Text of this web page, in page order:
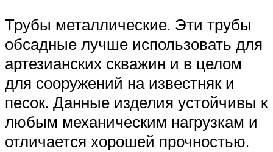
Трубы металлические. Эти трубы
обсадные лучше использовать для
артезианских скважин и в целом
для сооружений на известняк и
песок. Данные изделия устойчивы к
любым механическим нагрузкам и
отличается хорошей прочностью.